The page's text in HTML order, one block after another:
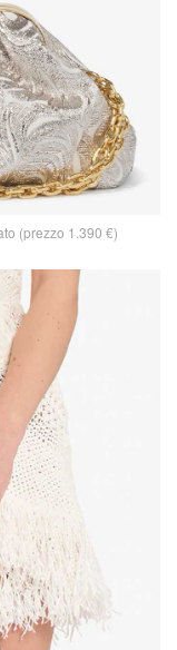
(prezzo 1.390 €)